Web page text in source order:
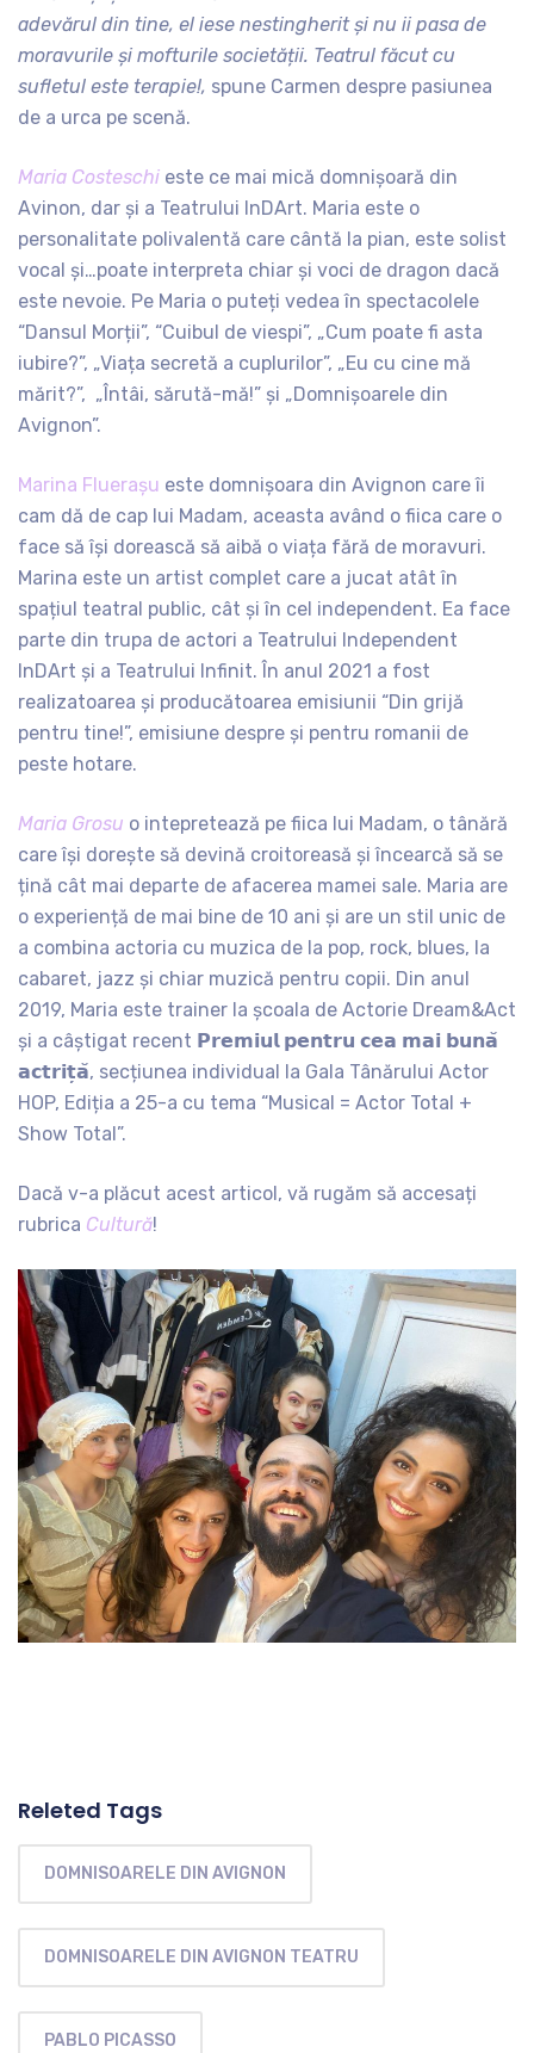
adevărul din tine, el iese nestingherit și nu ii pasa de
moravurile și mofturile societății. Teatrul făcut cu
sufletul este terapie!, spune Carmen despre pasiunea
de a urca pe scenă.
Maria Costeschi este ce mai mică domnișoară din
Avinon, dar și a Teatrului InDArt. Maria este o
personalitate polivalentă care cântă la pian, este solist
vocal și…poate interpreta chiar și voci de dragon dacă
este nevoie. Pe Maria o puteți vedea în spectacolele
“Dansul Morții”, “Cuibul de viespi”, „Cum poate fi asta
iubire?”, „Viața secretă a cuplurilor”, „Eu cu cine mă
mărit?”, „Întâi, sărută-mă!” și „Domnișoarele din
Avignon”.
Marina Fluerașu este domnișoara din Avignon care îi
cam dă de cap lui Madam, aceasta având o fiica care o
face să își dorească să aibă o viața fără de moravuri.
Marina este un artist complet care a jucat atât în
spațiul teatral public, cât și în cel independent. Ea face
parte din trupa de actori a Teatrului Independent
InDArt și a Teatrului Infinit. În anul 2021 a fost
realizatoarea și producătoarea emisiunii “Din grijă
pentru tine!”, emisiune despre și pentru romanii de
peste hotare.
Maria Grosu o intepretează pe fiica lui Madam, o tânără
care își dorește să devină croitoreasă și încearcă să se
țină cât mai departe de afacerea mamei sale. Maria are
o experiență de mai bine de 10 ani și are un stil unic de
a combina actoria cu muzica de la pop, rock, blues, la
cabaret, jazz și chiar muzică pentru copii. Din anul
2019, Maria este trainer la școala de Actorie Dream&Act
și a câștigat recent 𝗣𝗿𝗲𝗺𝗶𝘂𝗹 𝗽𝗲𝗻𝘁𝗿𝘂 𝗰𝗲𝗮 𝗺𝗮𝗶 𝗯𝘂𝗻𝗮̆
𝗮𝗰𝘁𝗿𝗶𝘁̦𝗮̆, secțiunea individual la Gala Tânărului Actor
HOP, Ediția a 25-a cu tema “Musical = Actor Total +
Show Total”.
Dacă v-a plăcut acest articol, vă rugăm să accesați
rubrica Cultură!
Releted Tags
DOMNISOARELE DIN AVIGNON
DOMNISOARELE DIN AVIGNON TEATRU
PABLO PICASSO